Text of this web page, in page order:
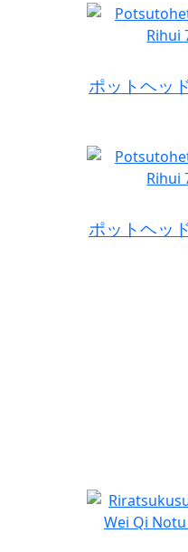
ポットヘッ
ポットヘッ